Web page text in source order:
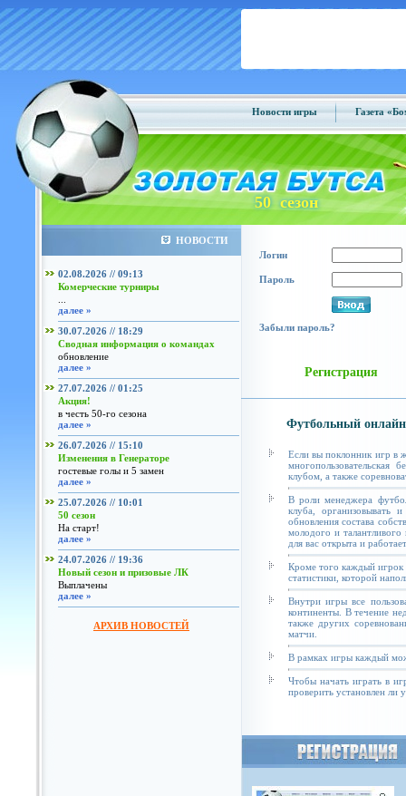
Новости игры Газета
50 сезон
НОВОСТИ
02.08.2026 // 09:13
Комерческие турниры
далее »
30.07.2026 // 18:29
Сводная информация о командах
обновление
далее »
27.07.2026 // 01:25
Акция!
в честь 50-го сезона
далее »
26.07.2026 // 15:10
Изменения в Генераторе
гостевые голы и 5 замен
далее »
25.07.2026 // 10:01
50 сезон
На старт!
далее »
24.07.2026 // 19:36
Новый сезон и призовые ЛК
Выплачены
далее »
АРХИВ НОВОСТЕЙ
Логин
Пароль
Забыли пароль?
Регистрация
Футбольный
Если вы поклонник игр в
клубом, а также
В роли менеджера
клуба, организовывать
обновления состава
молодого и талантливого
для вас открыта и
Кроме того каждый игрок
статистики, которой
Внутри игры все
континенты. В течение
также других
матчи.
В рамках игры каждый
Чтобы начать играть в
проверить установлен ли